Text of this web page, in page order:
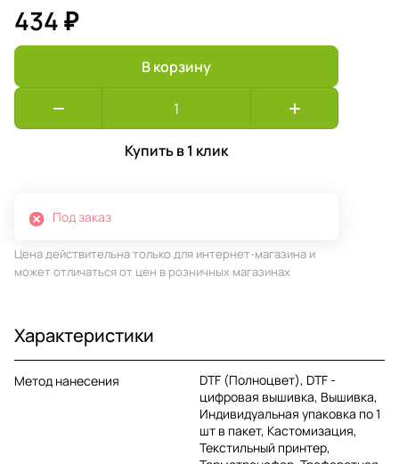
434 ₽
В корзину
Купить в 1 клик
Под заказ
Цена действительна только для интернет-магазина и
может отличаться от цен в розничных магазинах
Характеристики
Метод нанесения
DTF (Полноцвет), DTF -
цифровая вышивка, Вышивка,
Индивидуальная упаковка по 1
шт в пакет, Кастомизация,
Текстильный принтер,